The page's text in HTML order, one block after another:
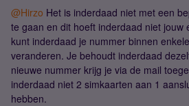
@Hirzo Het is inderdaad niet met een
te gaan en dit hoeft inderdaad niet jouw
kunt inderdaad je nummer binnen
veranderen. Je behoudt inderdaad
nieuwe nummer krijg je via de mail
inderdaad niet 2 simkaarten aan 1
hebben.